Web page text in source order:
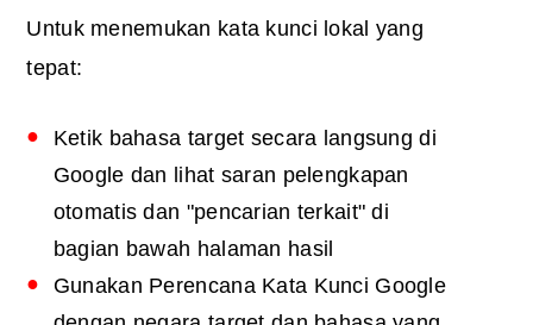
Untuk menemukan kata kunci lokal yang
tepat:
Ketik bahasa target secara langsung di
Google dan lihat saran pelengkapan
otomatis dan "pencarian terkait" di
bagian bawah halaman hasil
Gunakan Perencana Kata Kunci Google